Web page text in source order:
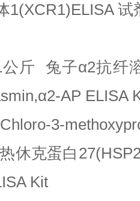
1(XCR1)ELISA 试
公斤 兔子α2抗纤
α2-AP ELISA
3-
热休克蛋白
Kit